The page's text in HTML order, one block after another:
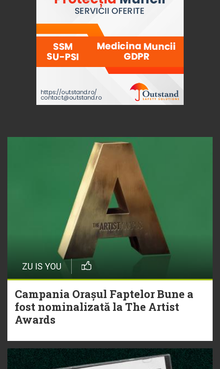
ZU IS YOU
Campania Orașul Faptelor Bune a
fost nominalizată la The Artist
Awards